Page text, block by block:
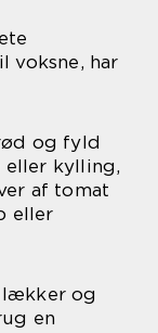
voksne, har
og fyld
eller kylling,
af tomat
eller
lækker og
en